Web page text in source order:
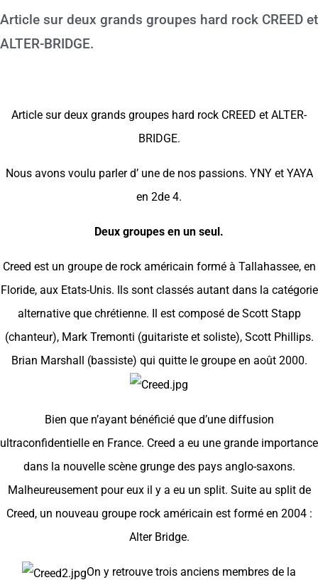
Article sur deux grands groupes hard rock CREED et
ALTER-BRIDGE.
Article sur deux grands groupes hard rock CREED et ALTER-
BRIDGE.
Nous avons voulu parler d’ une de nos passions. YNY et YAYA
en 2de 4.
Deux groupes en un seul.
Creed est un groupe de rock américain formé à Tallahassee, en
Floride, aux Etats-Unis. Ils sont classés autant dans la catégorie
alternative que chrétienne. Il est composé de Scott Stapp
(chanteur), Mark Tremonti (guitariste et soliste), Scott Phillips.
Brian Marshall (bassiste) qui quitte le groupe en août 2000.
Bien que n’ayant bénéficié que d’une diffusion
ultraconfidentielle en France. Creed a eu une grande importance
dans la nouvelle scène grunge des pays anglo-saxons.
Malheureusement pour eux il y a eu un split. Suite au split de
Creed, un nouveau groupe rock américain est formé en 2004 :
Alter Bridge.
On y retrouve trois anciens membres de la